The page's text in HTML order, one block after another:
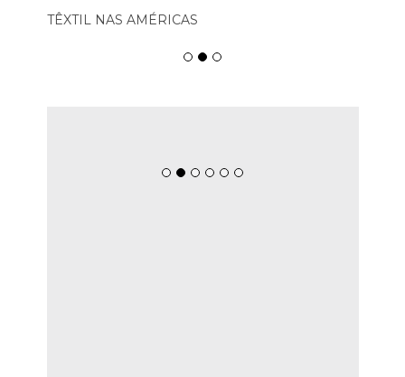
TÊXTIL NAS AMÉRICAS